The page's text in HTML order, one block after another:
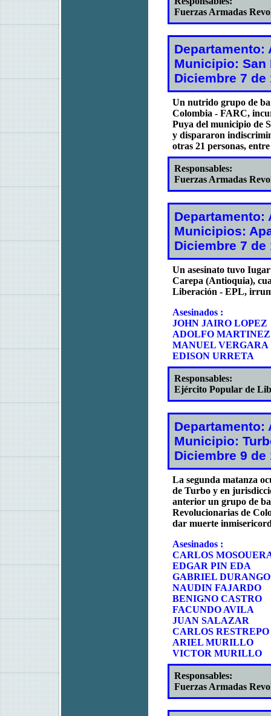
Fuerzas Armadas
Departamento:
Municipio: San
Diciembre 7 de
Un nutrido grupo de
Colombia - FARC,
Puya del municipio de
y dispararon
otras 21 personas,
Responsables:
Fuerzas Armadas
Departamento:
Municipios:
Diciembre 7 de
Un asesinato tuvo
Carepa (Antioquia),
Liberación - EPL,
Asesinados :
JOHN JAIRO LOPEZ
ADOLFO MARTINEZ
MANUEL VERGARA
EDISON URRETA
Responsables:
Ejército Popular de
Departamento:
Municipio:
Diciembre 9 de
La segunda matanza
de Turbo y en
anterior un grupo de
Revolucionarias de
dar muerte
Asesinados :
CARLOS
EDGAR PIN EDA
GABRIEL DURANGO
NAUDIN FAJARDO
BENIGNO CASTRO
FACUNDO AVILA
JUAN SALAZAR
CARLOS RESTREPO
ARIEL MURILLO
VICTOR MURILLO
Responsables:
Fuerzas Armadas